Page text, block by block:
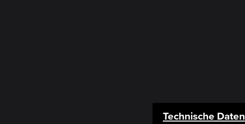
Technische Daten